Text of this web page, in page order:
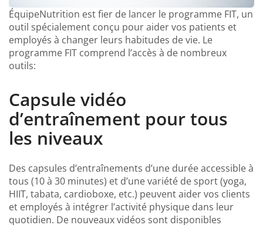
ÉquipeNutrition est fier de lancer le programme FIT, un
outil spécialement conçu pour aider vos patients et
employés à changer leurs habitudes de vie. Le
programme FIT comprend l’accès à de nombreux
outils:
Capsule vidéo
d’entraînement pour tous
les niveaux
Des capsules d’entraînements d’une durée accessible à
tous (10 à 30 minutes) et d’une variété de sport (yoga,
HIIT, tabata, cardioboxe, etc.) peuvent aider vos clients
et employés à intégrer l’activité physique dans leur
quotidien. De nouveaux vidéos sont disponibles